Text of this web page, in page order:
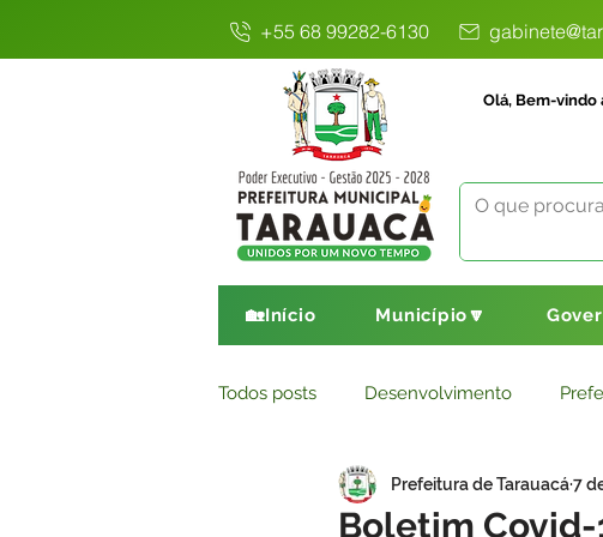
+55 68 99282-6130
Olá, Bem-vindo
🏡Início Município🔽
Todos posts Desenvolvimento
Comunicado Educação
Boletim
Prefeitura de Tarauacá7